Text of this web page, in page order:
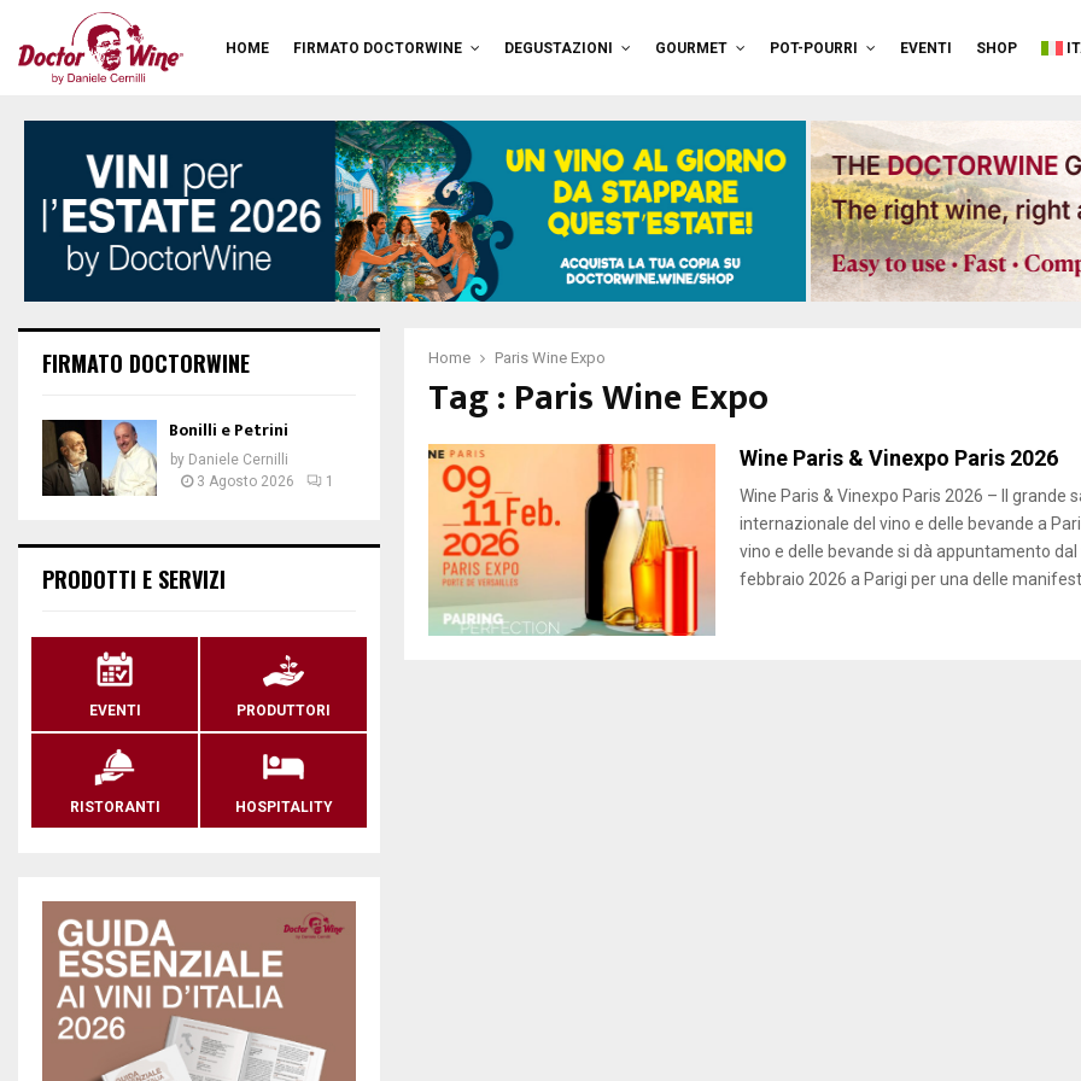
HOME FIRMATO DOCTORWINE DEGUSTAZIONI GOURMET POT-POURRI EVENTI SHOP
Home Paris Wine Expo
Tag : Paris Wine Expo
Wine Paris & Vinexpo Paris 2026
Wine Paris & Vinexpo Paris 2026 – Il grande
internazionale del vino e delle bevande a
vino e delle bevande si dà appuntamento dal
febbraio 2026 a Parigi per una delle
FIRMATO DOCTORWINE
Bonilli e Petrini
by Daniele Cernilli
3 Agosto 2026
1
PRODOTTI E SERVIZI
EVENTI PRODUTTORI
RISTORANTI HOSPITALITY